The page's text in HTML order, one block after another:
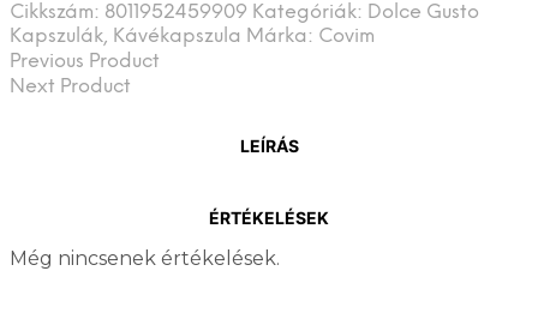
Cikkszám: 8011952459909 Kategóriák: Dolce Gusto
Kapszulák, Kávékapszula Márka: Covim
Previous Product
Next Product
LEÍRÁS
ÉRTÉKELÉSEK
Még nincsenek értékelések.